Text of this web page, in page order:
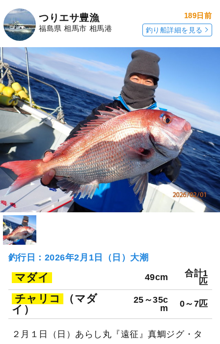
つりエサ豊漁
福島県 相馬市 相馬港
189日前
釣り船詳細を見る
釣行日：2026年2月1日（日）大潮
マダイ 49cm
合計1
匹
チャリコ
（マダ
イ）
25～35c
m
0～7匹
２月１日（日）あらし丸『遠征』真鯛ジグ・タ